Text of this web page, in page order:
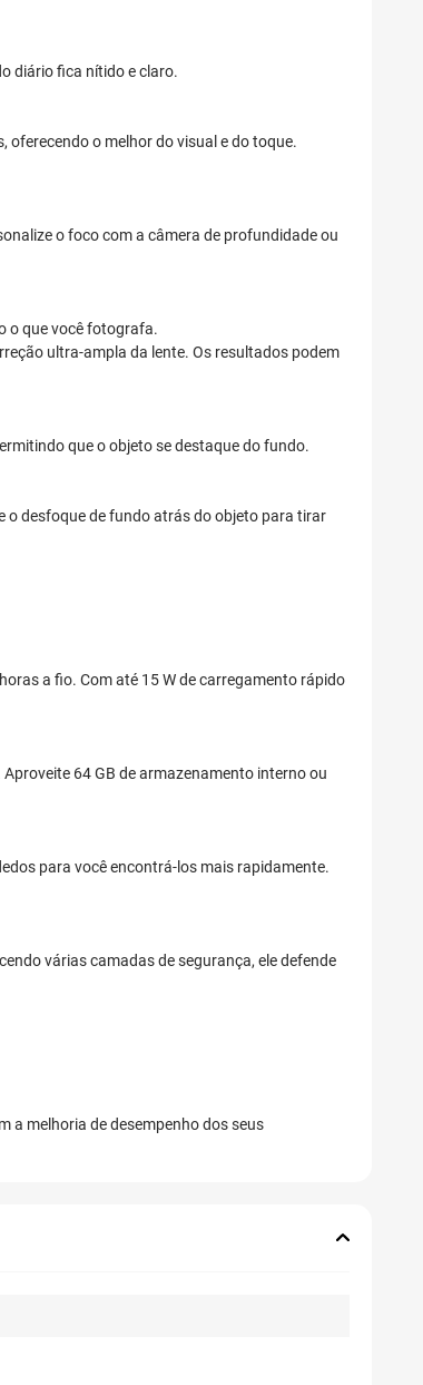
diário fica nítido e claro.
o melhor do visual e do toque.
o foco com a câmera de profundidade ou
o que você fotografa.
ultra-ampla da lente. Os resultados podem
que o objeto se destaque do fundo.
o desfoque de fundo atrás do objeto para tirar
a fio. Com até 15 W de carregamento rápido
64 GB de armazenamento interno ou
para você encontrá-los mais rapidamente.
várias camadas de segurança, ele defende
a melhoria de desempenho dos seus